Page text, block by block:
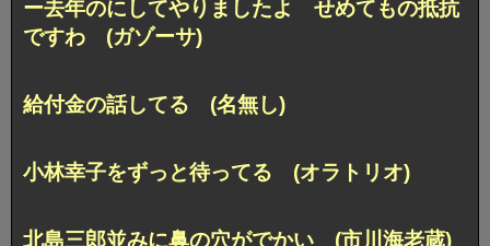
ー去年のにしてやりましたよ せめてもの抵抗
ですわ (ガゾーサ)
給付金の話してる (名無し)
小林幸子をずっと待ってる (オラトリオ)
北島三郎並みに鼻の穴がでかい (市川海老蔵)